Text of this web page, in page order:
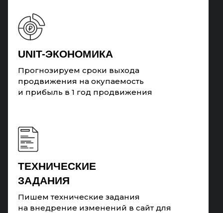
Прогнозируем сроки выхода
продвижения на окупаемость
и прибыль в 1 год продвижения
UNIT-ЭКОНОМИКА
Пишем технические задания
на внедрение изменений в сайт для
ТЕХНИЧЕСКИЕ
ЗАДАНИЯ